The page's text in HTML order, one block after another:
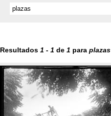
Resultados 1 - 1 de 1 para plazas